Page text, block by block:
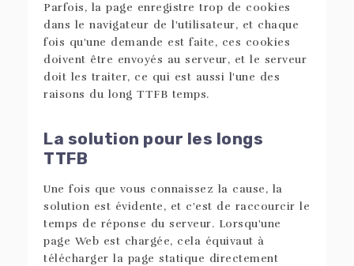
Parfois, la page enregistre trop de cookies
dans le navigateur de l'utilisateur, et chaque
fois qu'une demande est faite, ces cookies
doivent être envoyés au serveur, et le serveur
doit les traiter, ce qui est aussi l'une des
raisons du long TTFB temps.
La solution pour les longs
TTFB
Une fois que vous connaissez la cause, la
solution est évidente, et c'est de raccourcir le
temps de réponse du serveur. Lorsqu'une
page Web est chargée, cela équivaut à
télécharger la page statique directement